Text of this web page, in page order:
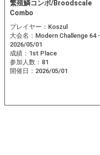
繁殖鱗コンボ/Broodscale
Combo
プレイヤー： Koszul
大会名： Modern Challenge 64 -
2026/05/01
成績： 1st Place
参加人数： 81
開催日： 2026/05/01